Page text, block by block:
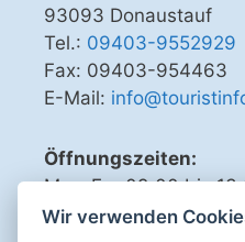
93093 Donaustauf
Tel.: 09403-9552929
Fax: 09403-954463
E-Mail:
Öffnungszeiten:
Mo - Fr 09.00 bis
Di, Do, Fr 15.00 bis
Wir verwenden